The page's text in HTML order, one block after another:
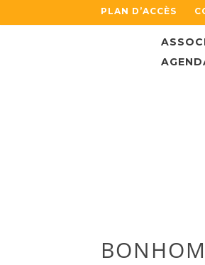
PLAN D’ACCÈS